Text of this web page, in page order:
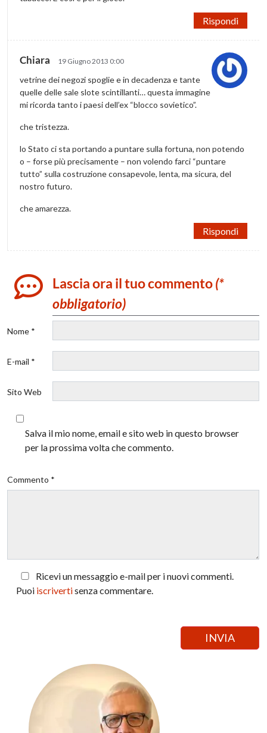
Rispondi
Chiara 19 Giugno 2013 0:00
vetrine dei negozi spoglie e in decadenza e tante
quelle delle sale slote scintillanti… questa immagine
mi ricorda tanto i paesi dell’ex “blocco sovietico”.
che tristezza.
lo Stato ci sta portando a puntare sulla fortuna, non potendo
o – forse più precisamente – non volendo farci “puntare
tutto” sulla costruzione consapevole, lenta, ma sicura, del
nostro futuro.
che amarezza.
Rispondi
Lascia ora il tuo commento(*
obbligatorio)
Nome *
E-mail *
Sito Web
Salva il mio nome, email e sito web in questo browser
per la prossima volta che commento.
Commento *
Ricevi un messaggio e-mail per i nuovi commenti.
Puoi iscrivertisenza commentare.